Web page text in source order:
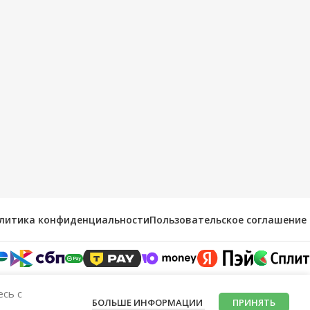
конфиденциальностиПользовательское соглашение
с
БОЛЬШЕ ИНФОРМАЦИИ ПРИНЯТЬ